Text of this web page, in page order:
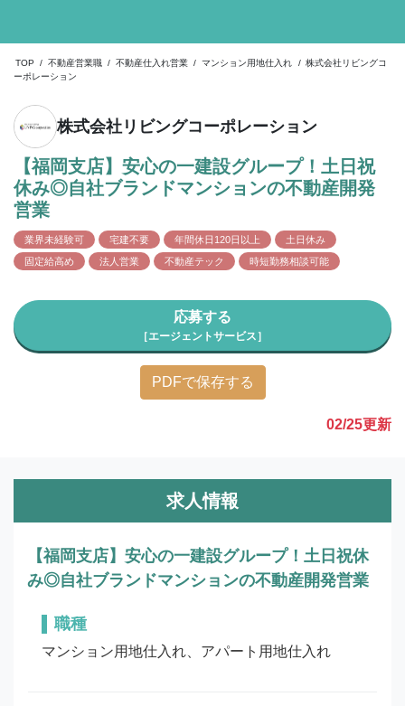
TOP / 不動産営業職 / 不動産仕入れ営業 / マンション用地仕入れ / 株式会社リビングコ
ーポレーション
株式会社リビングコーポレーション
【福岡支店】安心の一建設グループ！土日祝
休み◎自社ブランドマンションの不動産開発
営業
業界未経験可 宅建不要 年間休日120日以上
土日休み
固定給高め
法人営業 不動産テック 時短勤務相談可能
応募する
［エージェントサービス］
PDFで保存する
02/25更新
求人情報
【福岡支店】安心の一建設グループ！土日祝休
み◎自社ブランドマンションの不動産開発営業
職種
マンション用地仕入れ、アパート用地仕入れ